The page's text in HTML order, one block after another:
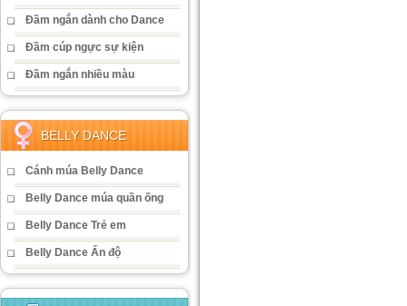
Đầm ngắn dành cho Dance
Đầm cúp ngực sự kiện
Đầm ngắn nhiều màu
BELLY DANCE
Cánh múa Belly Dance
Belly Dance múa quần ống
Belly Dance Trẻ em
Belly Dance Ấn độ